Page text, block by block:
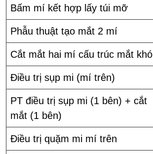
Bấm mí kết hợp lấy túi mỡ
Phẫu thuật tạo mắt 2 mí
Cắt mắt hai mí cấu trúc mắt khó
Điều trị sụp mi (mí trên)
PT điều trị sụp mi (1 bên) + cắt
mắt (1 bên)
Điều trị quặm mi mí trên